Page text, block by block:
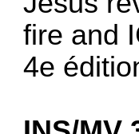
fire and
4e